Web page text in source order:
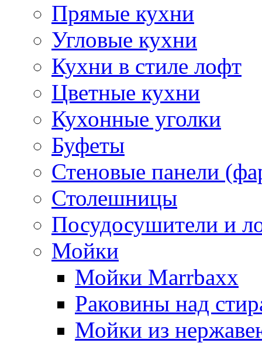
Прямые кухни
Угловые кухни
Кухни в стиле лофт
Цветные кухни
Кухонные уголки
Буфеты
Стеновые панели
Столешницы
Посудосушители и
Мойки
Мойки Marrbaxx
Раковины над
Мойки из